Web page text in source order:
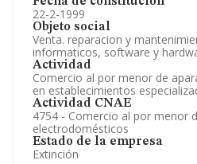
22-2-1999
Objeto social
Venta. reparacion y
informaticos, software y
Actividad
Comercio al por menor de
en establecimientos
Actividad CNAE
4754 - Comercio al por menor
electrodomésticos
Estado de la empresa
Extinción